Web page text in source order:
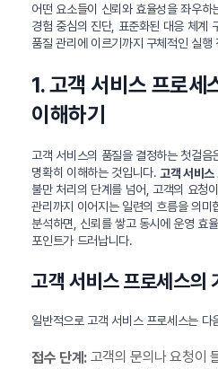
어떤 요소들이 신뢰와 효율성을 좌우하
경험 중심의 진단, 표준화된 대응 체계
품질 관리에 이르기까지 구체적인 실행
1. 고객 서비스 프로세
이해하기
고객 서비스의 품질을 결정하는 첫걸음
명확히 이해하는 것입니다. 고객 서비스
불만 처리의 단계를 넘어, 고객의 요청
관리까지 이어지는 일련의 흐름을 의미
분석하면, 신뢰를 쌓고 동시에 운영 효
포인트가 드러납니다.
고객 서비스 프로세스의
일반적으로 고객 서비스 프로세스는 다
접수 단계:고객의 문의나 요청이